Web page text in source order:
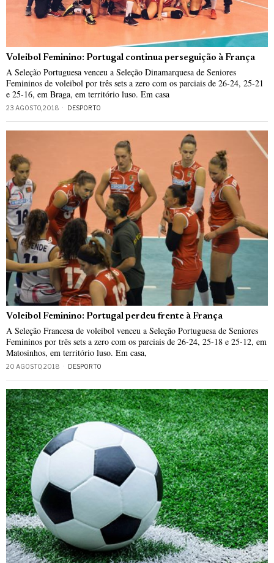
Voleibol Feminino: Portugal continua perseguição à França
A Seleção Portuguesa venceu a Seleção Dinamarquesa de Seniores
Femininos de voleibol por três sets a zero com os parciais de 26-24, 25-21
e 25-16, em Braga, em território luso. Em casa
23 AGOSTO, 2018 DESPORTO
Voleibol Feminino: Portugal perdeu frente à França
A Seleção Francesa de voleibol venceu a Seleção Portuguesa de Seniores
Femininos por três sets a zero com os parciais de 26-24, 25-18 e 25-12, em
Matosinhos, em território luso. Em casa,
20 AGOSTO, 2018 DESPORTO